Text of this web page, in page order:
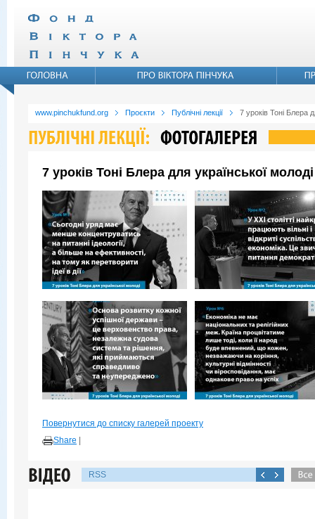
www.pinchukfund.org Проєкти Публічні лекції 7 уроків Тоні Блера
7 уроків Тоні Блера для української
Повернутися до списку галерей проекту
Share
RSS